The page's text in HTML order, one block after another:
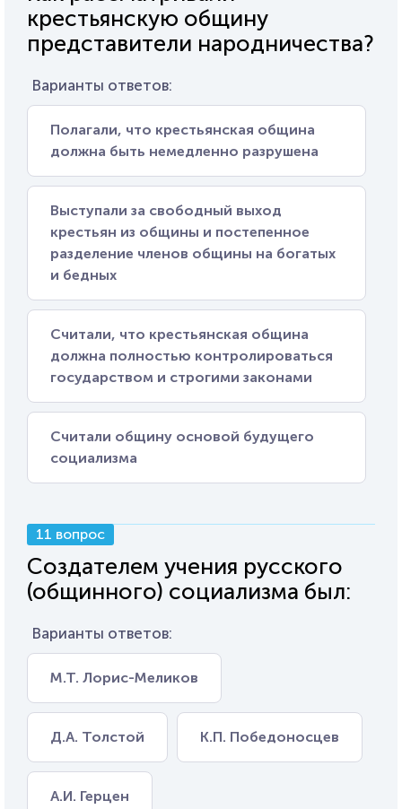
крестьянскую общину
представители народничества?
Варианты ответов:
Полагали, что крестьянская община
должна быть немедленно разрушена
Выступали за свободный выход
крестьян из общины и постепенное
разделение членов общины на богатых
и бедных
Считали, что крестьянская община
должна полностью контролироваться
государством и строгими законами
Считали общину основой будущего
социализма
11 вопрос
Создателем учения русского
(общинного) социализма был:
Варианты ответов:
М.Т. Лорис-Меликов
Д.А. Толстой К.П. Победоносцев
А.И. Герцен